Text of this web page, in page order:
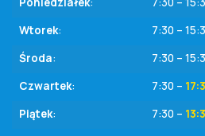
Wtorek:
7:30 –
Środa:
7:30 –
Czwartek: 7:30 –
Piątek: 7:30 –